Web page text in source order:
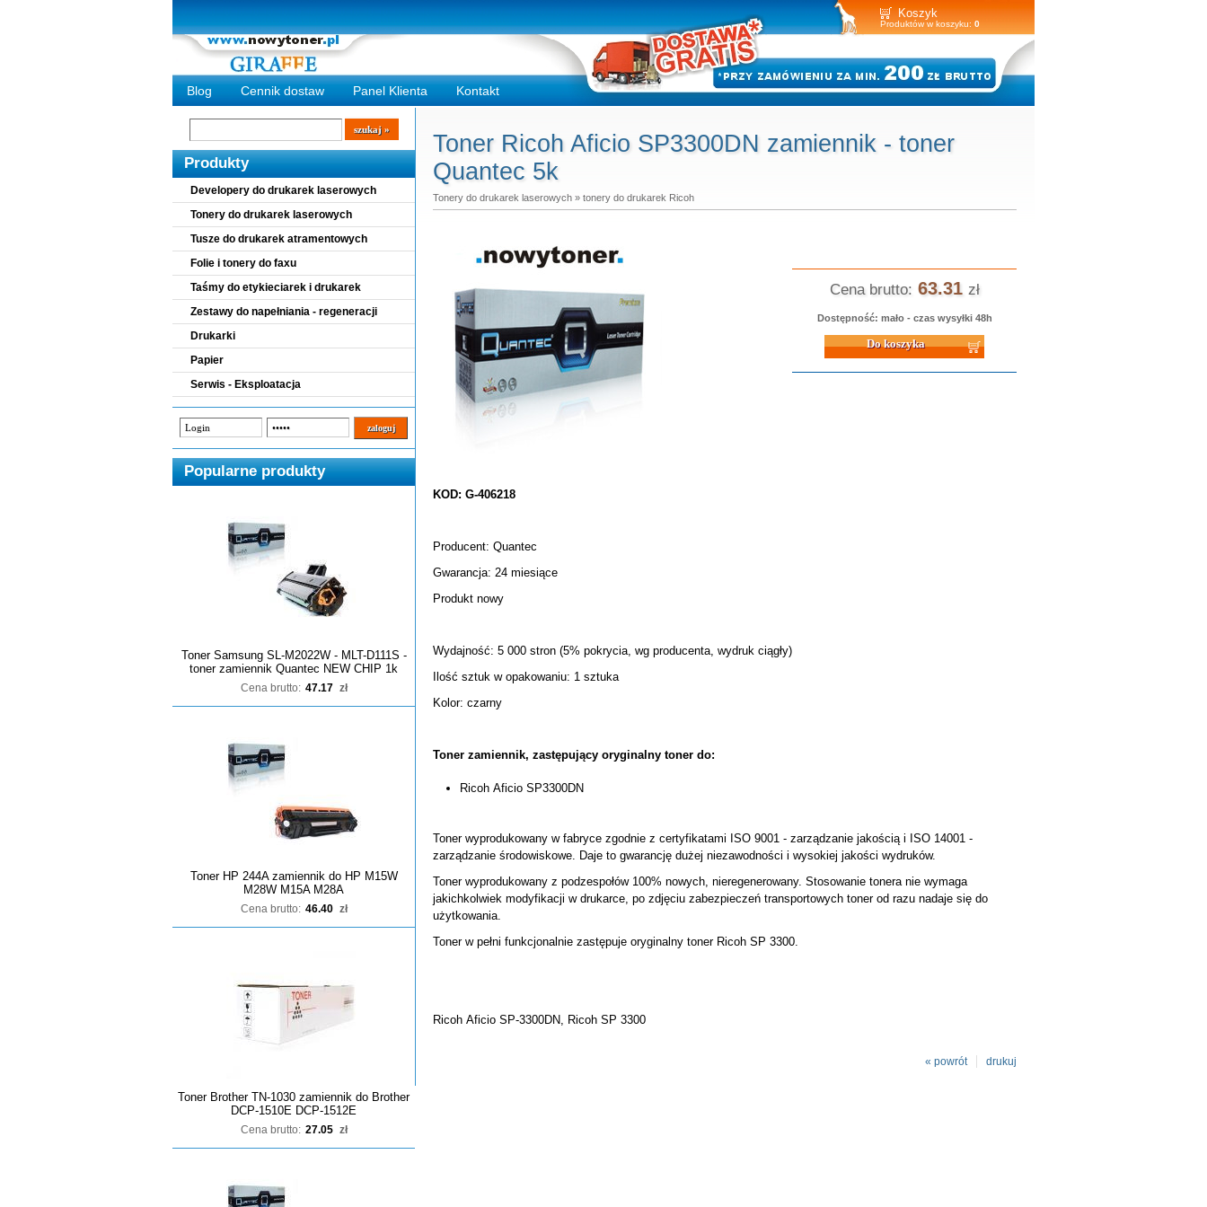
Koszyk
Produktów w koszyku: 0
Blog Cennik dostaw Panel Klienta Kontakt
Wyszukiwarka
szukaj
Produkty
Developery do drukarek laserowych
Tonery do drukarek laserowych
Tusze do drukarek atramentowych
Folie i tonery do faxu
Taśmy do etykieciarek i drukarek
Zestawy do napełniania - regeneracji
Drukarki
Papier
Serwis - Eksploatacja
Popularne produkty
Toner Samsung SL-M2022W - MLT-D111S -
toner zamiennik Quantec NEW CHIP 1k
Cena brutto: 47.17 zł
Toner HP 244A zamiennik do HP M15W
M28W M15A M28A
Cena brutto: 46.40 zł
Toner Brother TN-1030 zamiennik do Brother
DCP-1510E DCP-1512E
Cena brutto: 27.05 zł
Toner Ricoh Aficio SP3300DN zamiennik - toner
Quantec 5k
Tonery do drukarek laserowych » tonery do drukarek Ricoh
Cena brutto: 63.31 zł
Dostępność: mało - czas wysyłki 48h
Do koszyka
KOD: G-406218
Producent: Quantec
Gwarancja: 24 miesiące
Produkt nowy
Wydajność: 5 000 stron (5% pokrycia, wg producenta, wydruk ciągły)
Ilość sztuk w opakowaniu: 1 sztuka
Kolor: czarny
Toner zamiennik, zastępujący oryginalny toner do:
Ricoh Aficio SP3300DN
Toner wyprodukowany w fabryce zgodnie z certyfikatami ISO 9001 - zarządzanie jakością i ISO 14001 -
zarządzanie środowiskowe. Daje to gwarancję dużej niezawodności i wysokiej jakości wydruków.
Toner wyprodukowany z podzespołów 100% nowych, nieregenerowany. Stosowanie tonera nie wymaga
jakichkolwiek modyfikacji w drukarce, po zdjęciu zabezpieczeń transportowych toner od razu nadaje się do
użytkowania.
Toner w pełni funkcjonalnie zastępuje oryginalny toner Ricoh SP 3300.
Ricoh Aficio SP-3300DN, Ricoh SP 3300
drukuj
« powrót